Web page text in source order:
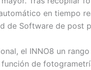
en tiempo
de Software de post
el INNO8 un
de